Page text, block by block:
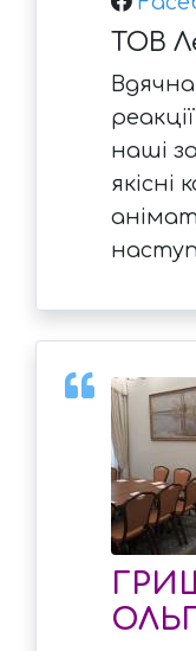
ТОВ
наші
якісні